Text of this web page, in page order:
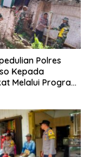
Polres
Kepada
Melalui Program